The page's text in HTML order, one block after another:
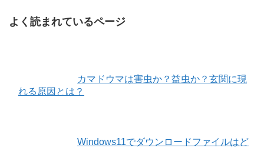
よく読まれているページ
カマドウマは害虫か？益虫か？玄関に現
れる原因とは？
Windows11でダウンロードファイルはど